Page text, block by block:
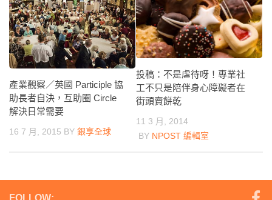
產業觀察／英國 Participle 協
助長者自決，互助圈 Circle
解決日常需要
16 7 月, 2015 BY 銀享全球
投稿：不是虐待呀！專業社
工不只是陪伴身心障礙者在
街頭賣餅乾
11 3 月, 2014
BY NPOST 編輯室